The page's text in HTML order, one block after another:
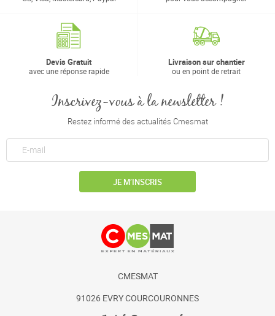
Devis Gratuit
avec une réponse rapide
Livraison sur chantier
ou en point de retrait
Inscrivez-vous à la newsletter !
Restez informé des actualités Cmesmat
JE M’INSCRIS
CMESMAT
91026 EVRY COURCOURONNES